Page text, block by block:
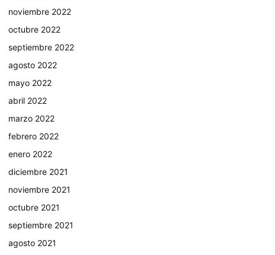
noviembre 2022
octubre 2022
septiembre 2022
agosto 2022
mayo 2022
abril 2022
marzo 2022
febrero 2022
enero 2022
diciembre 2021
noviembre 2021
octubre 2021
septiembre 2021
agosto 2021